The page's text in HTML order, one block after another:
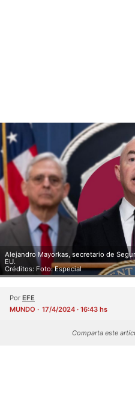
Alejandro Mayorkas, secretario de
EU.
Créditos: Foto: Especial
Por EFE
MUNDO
17/4/2024 · 16:43 hs
Comparta este